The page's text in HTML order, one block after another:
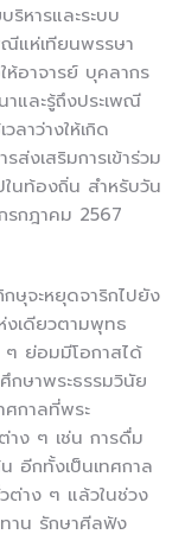
หารและระบบ
ณีแห่เทียนพรรษา
ห้อาจารย์ บุคลากร
าและรู้ถึงประเพณี
ลาว่างให้เกิด
ส่งเสริมการเข้าร่วม
ในท้องถิ่น สำหรับวัน
รกฎาคม 2567
ษุจะหยุดจาริกไปยัง
งเดียวตามพุทธ
ย่อมมีโอกาสได้
กษาพระธรรมวินัย
ศกาลที่พระ
าง ๆ เช่น การดื่ม
อีกทั้งเป็นเทศกาล
ต่าง ๆ แล้วในช่วง
าน รักษาศีลฟัง